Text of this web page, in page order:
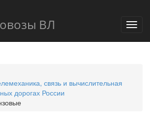
ВЛ
связь и вычислительная
дорогах России